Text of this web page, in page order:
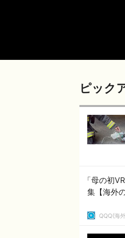
ピック
「母の初
集【海外
QQQ(海